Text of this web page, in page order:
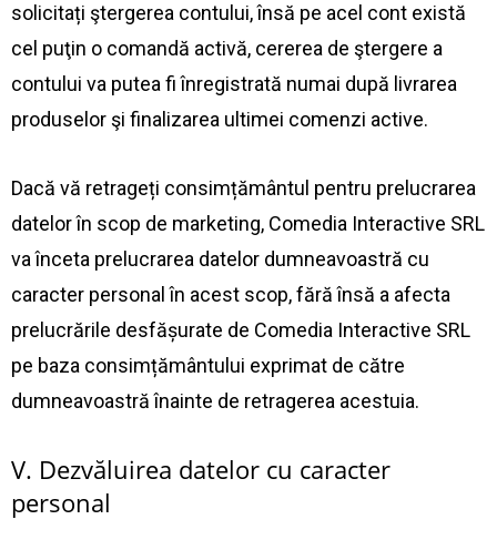
solicitați ştergerea contului, însă pe acel cont există
cel puţin o comandă activă, cererea de ştergere a
contului va putea fi înregistrată numai după livrarea
produselor şi finalizarea ultimei comenzi active.
Dacă vă retrageți consimțământul pentru prelucrarea
datelor în scop de marketing, Comedia Interactive SRL
va înceta prelucrarea datelor dumneavoastră cu
caracter personal în acest scop, fără însă a afecta
prelucrările desfășurate de Comedia Interactive SRL
pe baza consimțământului exprimat de către
dumneavoastră înainte de retragerea acestuia.
V. Dezvăluirea datelor cu caracter
personal